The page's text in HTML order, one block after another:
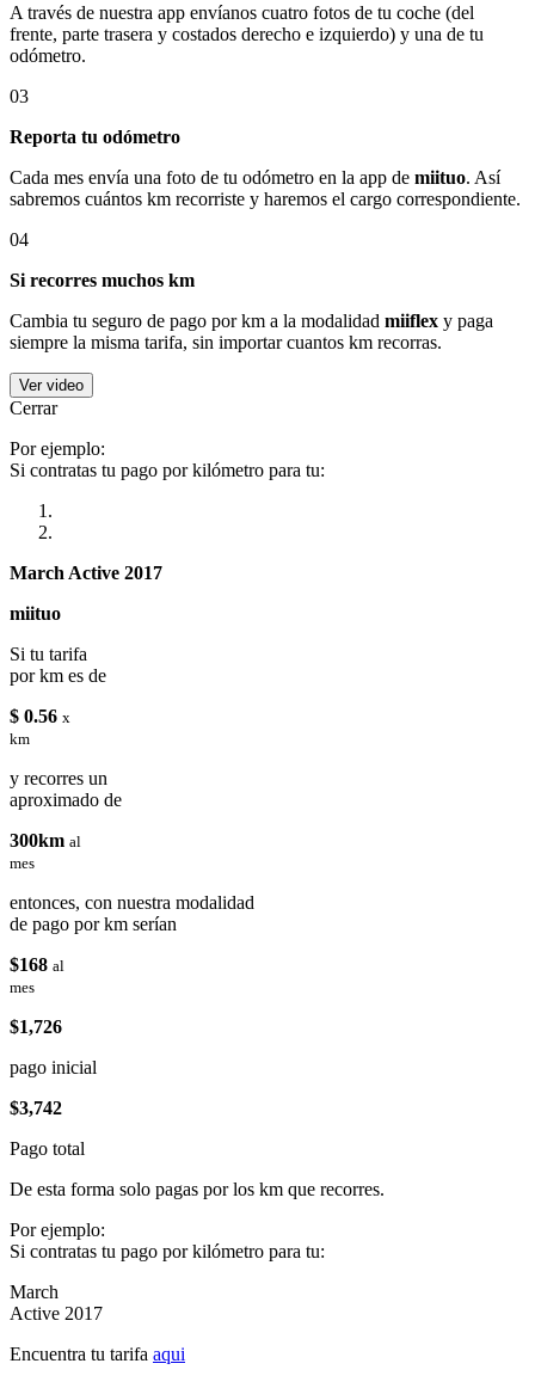
A través de nuestra app envíanos cuatro fotos de tu coche (del
frente, parte trasera y costados derecho e izquierdo) y una de tu
odómetro.
03
Reporta tu odómetro
Cada mes envía una foto de tu odómetro en la app de miituo. Así
sabremos cuántos km recorriste y haremos el cargo correspondiente.
04
Si recorres muchos km
Cambia tu seguro de pago por km a la modalidad miiflex y paga
siempre la misma tarifa, sin importar cuantos km recorras.
Ver video
Cerrar
Por ejemplo:
Si contratas tu pago por kilómetro para tu:
March Active 2017
miituo
Si tu tarifa
por km es de
$ 0.56 x
km
y recorres un
aproximado de
300km al
mes
entonces, con nuestra modalidad
de pago por km serían
$168 al
mes
$1,726
pago inicial
$3,742
Pago total
De esta forma solo pagas por los km que recorres.
Por ejemplo:
Si contratas tu pago por kilómetro para tu:
March
Active 2017
Encuentra tu tarifa aqui